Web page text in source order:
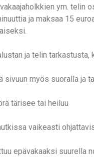
ym. telin
ja maksaa 15
ja telin tarkastusta,
myös suoralla ja
tai heiluu
vaikeasti
suurella